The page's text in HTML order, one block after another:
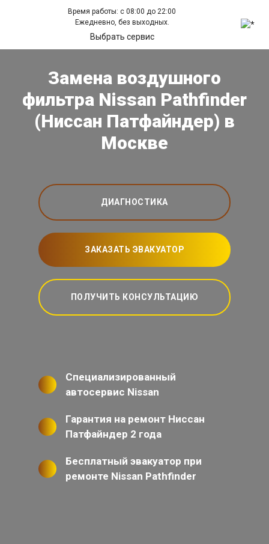
Время работы: с 08:00 до 22:00
Ежедневно, без выходных.
Выбрать сервис
Замена воздушного
фильтра Nissan Pathfinder
(Ниссан Патфайндер) в
Москве
ДИАГНОСТИКА
ЗАКАЗАТЬ ЭВАКУАТОР
ПОЛУЧИТЬ КОНСУЛЬТАЦИЮ
Специализированный
автосервис Nissan
Гарантия на ремонт Ниссан
Патфайндер 2 года
Бесплатный эвакуатор при
ремонте Nissan Pathfinder